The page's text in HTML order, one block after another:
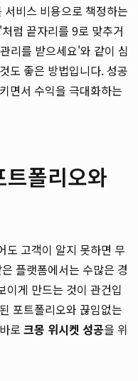
비스 비용으로 책정하는
럼 끝자리를 9로 맞추거
리를 받으세요'와 같이 심
도 좋은 방법입니다. 성공
면서 수익을 극대화하는
폴리오와
도 고객이 알지 못하면 무
플랫폼에서는 수많은 경
이게 만드는 것이 관건입
포트폴리오와 끊임없는
로 크몽 위시켓 성공을 위